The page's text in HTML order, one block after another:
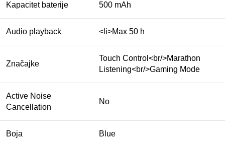
Kapacitet baterije 500 mAh
Audio playback <li>Max 50 h
Značajke
Touch Control<br/>Marathon
Listening<br/>Gaming Mode
Active Noise
Cancellation
No
Boja Blue